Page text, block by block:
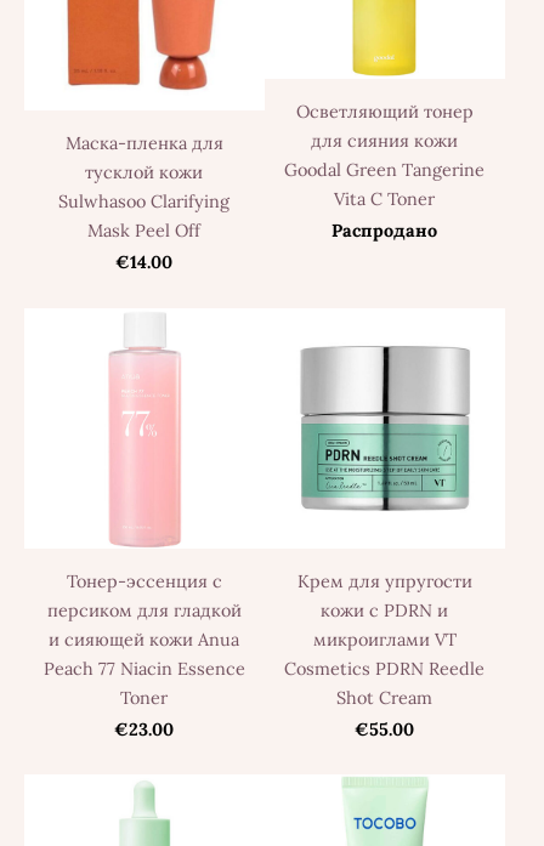
Маска-пленка для
тусклой кожи
Sulwhasoo Clarifying
Mask Peel Off
€14.00
Осветляющий тонер
для сияния кожи
Goodal Green Tangerine
Vita C Toner
Распродано
Тонер-эссенция с
персиком для гладкой
и сияющей кожи Anua
Peach 77 Niacin Essence
Toner
€23.00
Крем для упругости
кожи с PDRN и
микроиглами VT
Cosmetics PDRN Reedle
Shot Cream
€55.00